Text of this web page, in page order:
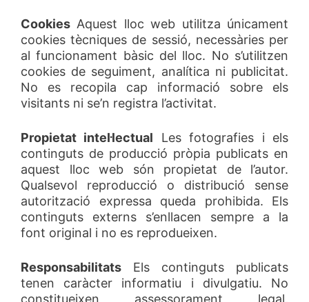
Cookies Aquest lloc web utilitza únicament
cookies tècniques de sessió, necessàries per
al funcionament bàsic del lloc. No s’utilitzen
cookies de seguiment, analítica ni publicitat.
No es recopila cap informació sobre els
visitants ni se’n registra l’activitat.
Propietat intel·lectual Les fotografies i els
continguts de producció pròpia publicats en
aquest lloc web són propietat de l’autor.
Qualsevol reproducció o distribució sense
autorització expressa queda prohibida. Els
continguts externs s’enllacen sempre a la
font original i no es reprodueixen.
Responsabilitats Els continguts publicats
tenen caràcter informatiu i divulgatiu. No
constitueixen assessorament legal,